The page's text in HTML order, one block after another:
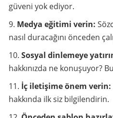
güveni yok ediyor.
Medya eğitimi verin:
nasıl duracağını önceden
Sosyal dinlemeye
hakkınızda ne konuşuyor?
İç iletişime önem verin:
hakkında ilk siz bilgilendirin.